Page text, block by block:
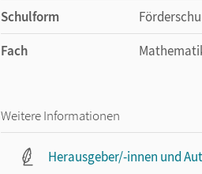
Schulform
Fach
Weitere Informationen
Herausgeber/-innen und